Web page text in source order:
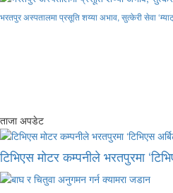
भरतपुर अस्पतालमा प्रसूति शय्या अभाव, सुत्केरी सेवा
ताजा अपडेट
टिभिएस मोटर कम्पनीले भरतपुरमा